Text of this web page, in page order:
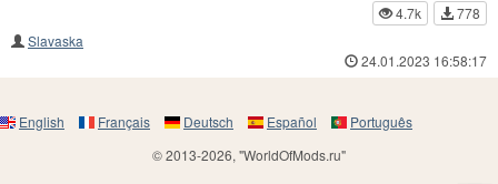
4.7k
778
Slavaska
24.01.2023 16:58:17
English Français Deutsch Español
Português
© 2013-2026, "WorldOfMods.ru"